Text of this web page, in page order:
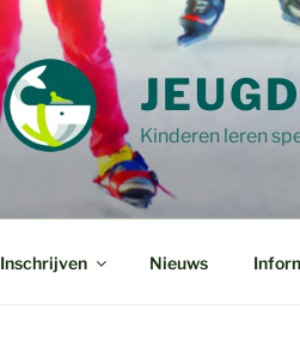
Kinderen leren
Inschrijven Nieuws